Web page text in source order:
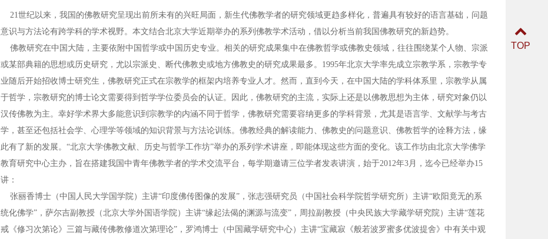
21世纪以来，我国的佛教研究呈现出前所未有的兴旺局面，新生代佛教学者的研究领域更趋多样化，普遍具有较好的语言基础，问题
意识与方法论有跨学科的学术视野。本文结合北京大学近期举办的系列佛教学术活动，借以分析当前我国佛教研究的新趋势。
佛教研究在中国大陆，主要依附中国哲学或中国历史专业。相关的研究成果集中在佛教哲学或佛教史领域，往往围绕某个人物、宗派
或某部典籍的思想或历史研究，尤以宗派史、断代佛教史或地方佛教史的研究成果最多。1995年北京大学率先成立宗教学系，宗教学专
业随后开始招收博士研究生，佛教研究正式在宗教学的框架内培养专业人才。然而，直到今天，在中国大陆的学科体系里，宗教学从属
于哲学，宗教研究的博士论文需要得到哲学学位委员会的认证。因此，佛教研究的主流，实际上还是以佛教思想为主体，研究对象仍以
汉传佛教为主。幸好学术界大多能意识到宗教学的内涵不同于哲学，佛教研究需要容纳更多的学科背景，尤其是语言学、文献学与考古
学，甚至还包括社会学、心理学等领域的知识背景与方法论训练。佛教经典的解读能力、佛教史的问题意识、佛教哲学的诠释方法，缘
此有了新的发展。“北京大学佛教文献、历史与哲学工作坊”举办的系列学术讲座，即能体现这些方面的变化。该工作坊由北京大学佛学
教育研究中心主办，旨在搭建我国中青年佛教学者的学术交流平台，每学期邀请三位学者发表讲演，始于2012年3月，迄今已经举办15
讲：
张丽香博士（中国人民大学国学院）主讲“印度佛传图像的发展”，张志强研究员（中国社会科学院哲学研究所）主讲“欧阳竟无的系
统化佛学”，萨尔吉副教授（北京大学外国语学院）主讲“缘起法偈的渊源与流变”，周拉副教授（中央民族大学藏学研究院）主讲“莲花
戒《修习次第论》三篇与藏传佛教修道次第理论”，罗鸿博士（中国藏学研究中心）主讲“宝藏寂《般若波罗蜜多优波提舍》中有关中观
TOP